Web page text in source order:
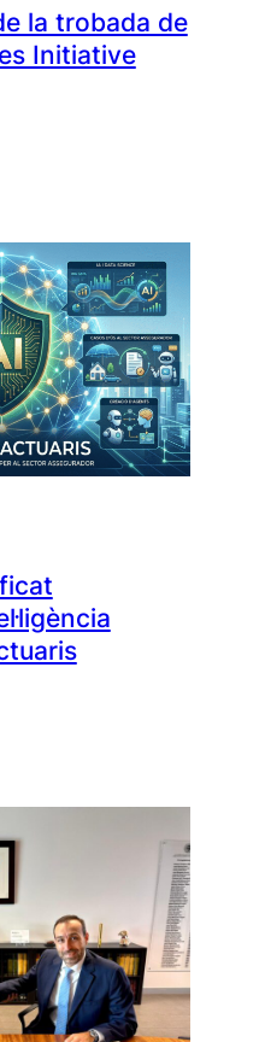
la trobada de
Initiative